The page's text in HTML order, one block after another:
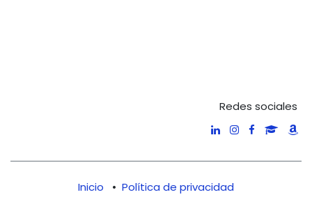
Redes sociales
Inicio • Política de privacidad